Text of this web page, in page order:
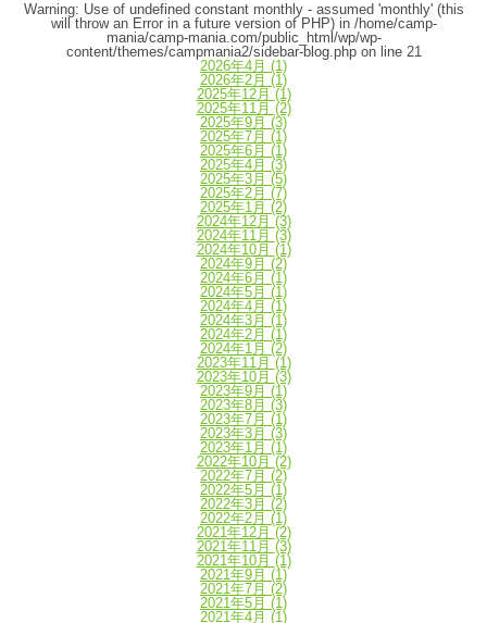
Warning: Use of undefined constant monthly - assumed 'monthly' (this
will throw an Error in a future version of PHP) in /home/camp-
mania/camp-mania.com/public_html/wp/wp-
content/themes/campmania2/sidebar-blog.phpon line 21
2026年4月 (1)
2026年2月 (1)
2025年12月 (1)
2025年11月 (2)
2025年9月 (3)
2025年7月 (1)
2025年6月 (1)
2025年4月 (3)
2025年3月 (5)
2025年2月 (7)
2025年1月 (2)
2024年12月 (3)
2024年11月 (3)
2024年10月 (1)
2024年9月 (2)
2024年6月 (1)
2024年5月 (1)
2024年4月 (1)
2024年3月 (1)
2024年2月 (1)
2024年1月 (2)
2023年11月 (1)
2023年10月 (3)
2023年9月 (1)
2023年8月 (3)
2023年7月 (1)
2023年3月 (3)
2023年1月 (1)
2022年10月 (2)
2022年7月 (2)
2022年5月 (1)
2022年3月 (2)
2022年2月 (1)
2021年12月 (2)
2021年11月 (3)
2021年10月 (1)
2021年9月 (1)
2021年7月 (2)
2021年5月 (1)
2021年4月 (1)